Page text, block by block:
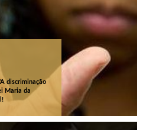
discriminação
Maria da